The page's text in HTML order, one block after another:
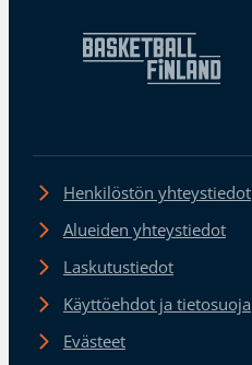
Henkilöstön yhteystiedot
Alueiden yhteystiedot
Laskutustiedot
Käyttöehdot ja tietosuoja
Evästeet